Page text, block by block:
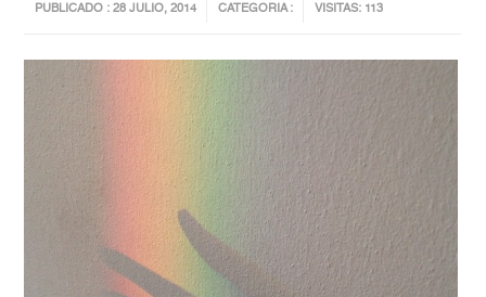
PUBLICADO : 28 JULIO, 2014 CATEGORIA : VISITAS: 113